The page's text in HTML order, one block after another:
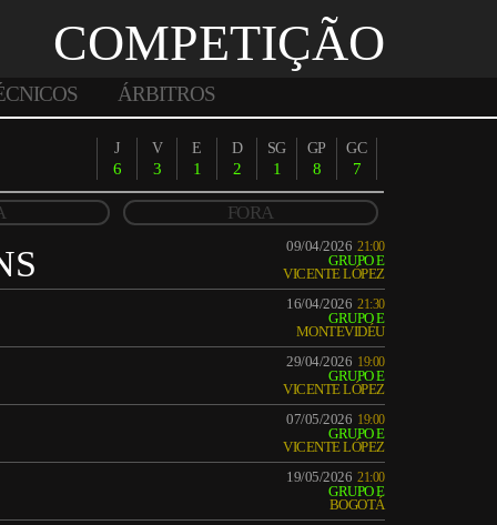
COMPETIÇÃO
ÁRBITROS
J
6
V
3
E
1
D
2
SG
1
GP
8
GC
7
FORA
09/04/202621:00
GRUPO E
VICENTE LÓPEZ
16/04/202621:30
GRUPO E
MONTEVIDÉU
29/04/2026 19:00
GRUPO E
VICENTE LÓPEZ
07/05/2026 19:00
GRUPO E
VICENTE LÓPEZ
19/05/202621:00
GRUPO E
BOGOTÁ